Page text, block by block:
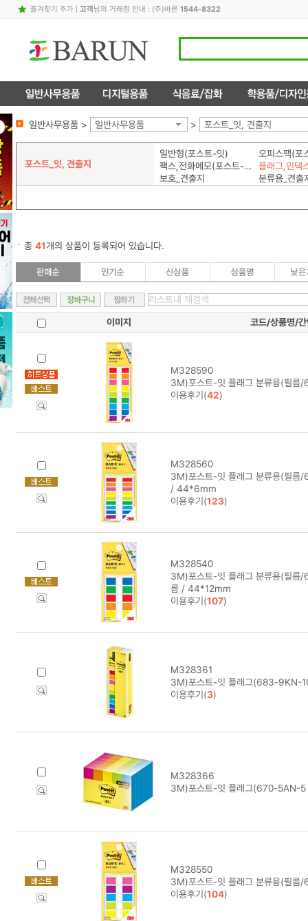
즐겨찾기 추가| 고객님의 거래점 안내 : (주)바른 1544-8322
일반사무용품 > 일반사무용품 > 포스트_잇, 견출지
포스트_잇, 견출지
일반형(포스트-잇)
오피스팩(포
팩스,전화메모(포스트-잇)
보호_견출지
분류용_견출
총 41개의 상품이 등록되어 있습니다.
이미지 코드/상품명/간
M328590
3M)포스트-잇 플래그 분류용(필
이용후기(42)
M328560
3M)포스트-잇 플래그 분류용(필
/ 44*6mm
이용후기(123)
M328540
3M)포스트-잇 플래그 분류용(필
름 / 44*12mm
이용후기(107)
M328361
3M)포스트-잇 플래그(683-9KN-
이용후기(3)
M328366
3M)포스트-잇 플래그(670-5AN-5
M328550
3M)포스트-잇 플래그 분류용(필
이용후기(104)